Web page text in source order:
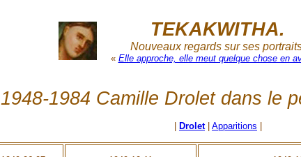
TEKAKWITHA.
Nouveaux regards sur ses
« Elle approche, elle meut quelque chose en
1948-1984 Camille Drolet dans le
Drolet| Apparitions